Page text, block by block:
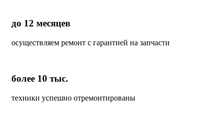
до 12 месяцев
осуществляем ремонт с гарантией на запчасти
более 10 тыс.
техники успешно отремонтированы